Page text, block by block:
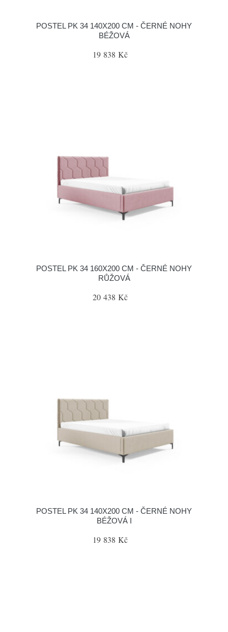
POSTEL PK 34 140X200 CM - ČERNÉ NOHY
BÉŽOVÁ
19 838 Kč
POSTEL PK 34 160X200 CM - ČERNÉ NOHY
RŮŽOVÁ
20 438 Kč
POSTEL PK 34 140X200 CM - ČERNÉ NOHY
BÉŽOVÁ I
19 838 Kč